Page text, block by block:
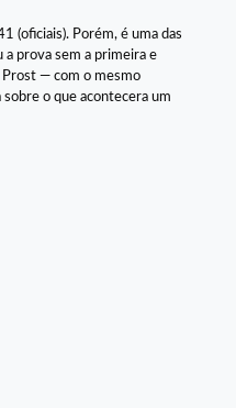
(oficiais). Porém, é uma das
a prova sem a primeira e
Prost — com o mesmo
o que acontecera um